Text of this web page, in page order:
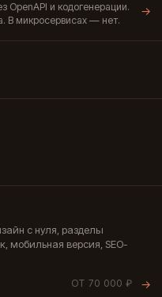
OpenAPI и кодогенерации.
В микросервисах — нет.
→
с нуля, разделы
мобильная версия, SEO-
ОТ 70 000 ₽ →